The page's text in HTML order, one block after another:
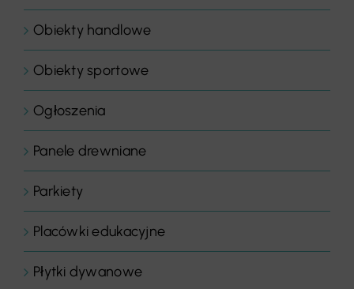
Obiekty handlowe
Obiekty sportowe
Ogłoszenia
Panele drewniane
Parkiety
Placówki edukacyjne
Płytki dywanowe